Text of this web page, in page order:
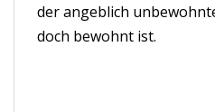
der angeblich
doch bewohnt ist.